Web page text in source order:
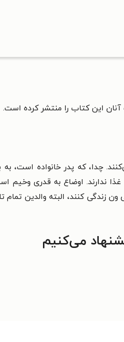
این کتاب را منتشر کرده است.
چدا، که پدر خانواده است،
ندارند. اوضاع به قدری وخیم
کنند، البته والدین تمام
می‌کنیم